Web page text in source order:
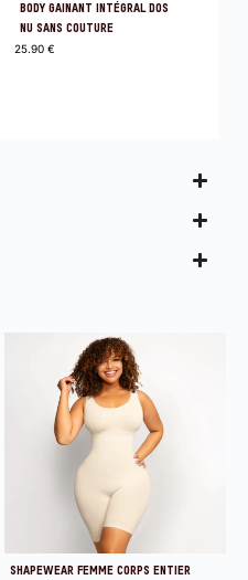
BODY GAINANT INTÉGRAL DOS
NU SANS COUTURE
25.90€
SHAPEWEAR FEMME CORPS ENTIER